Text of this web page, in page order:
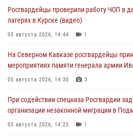
Росгвардейцы проверили работу ЧОП в
лагерях в Курске (видео)
05 августа 2026, 14:44 1
На Северном Кавказе росгвардейцы
мероприятиях памяти генерала армии
05 августа 2026, 14:30 3
При содействии спецназа Росгвардии
организации незаконной миграции в
05 августа 2026, 14:25 1